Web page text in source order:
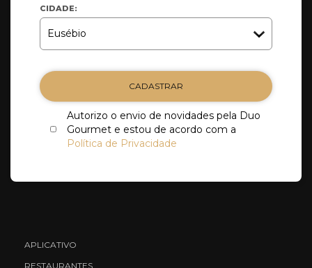
CIDADE:
CADASTRAR
Autorizo o envio de novidades pela Duo
Gourmet e estou de acordo com a
Política de Privacidade
APLICATIVO
RESTAURANTES